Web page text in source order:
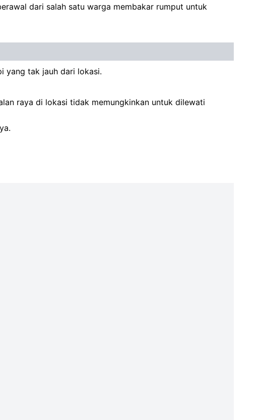
dari salah satu warga membakar rumput untuk
yang tak jauh dari lokasi.
raya di lokasi tidak memungkinkan untuk dilewati